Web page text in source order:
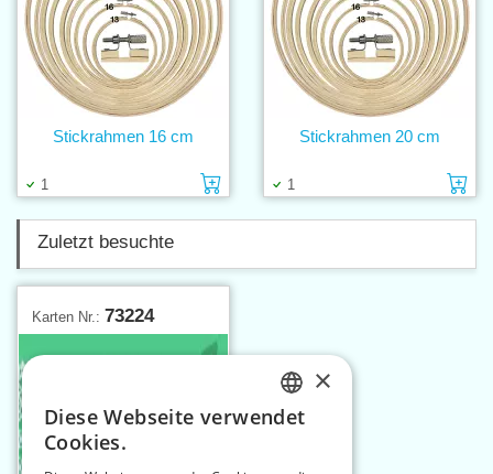
1 Einlage in den Warenkorb
Stickrahmen 16 cm
1
Stickrahmen 20 cm
Zuletzt besuchte
Karten Nr.: 73224
CZECH
×
Diese Webseite verwendet
Cookies.